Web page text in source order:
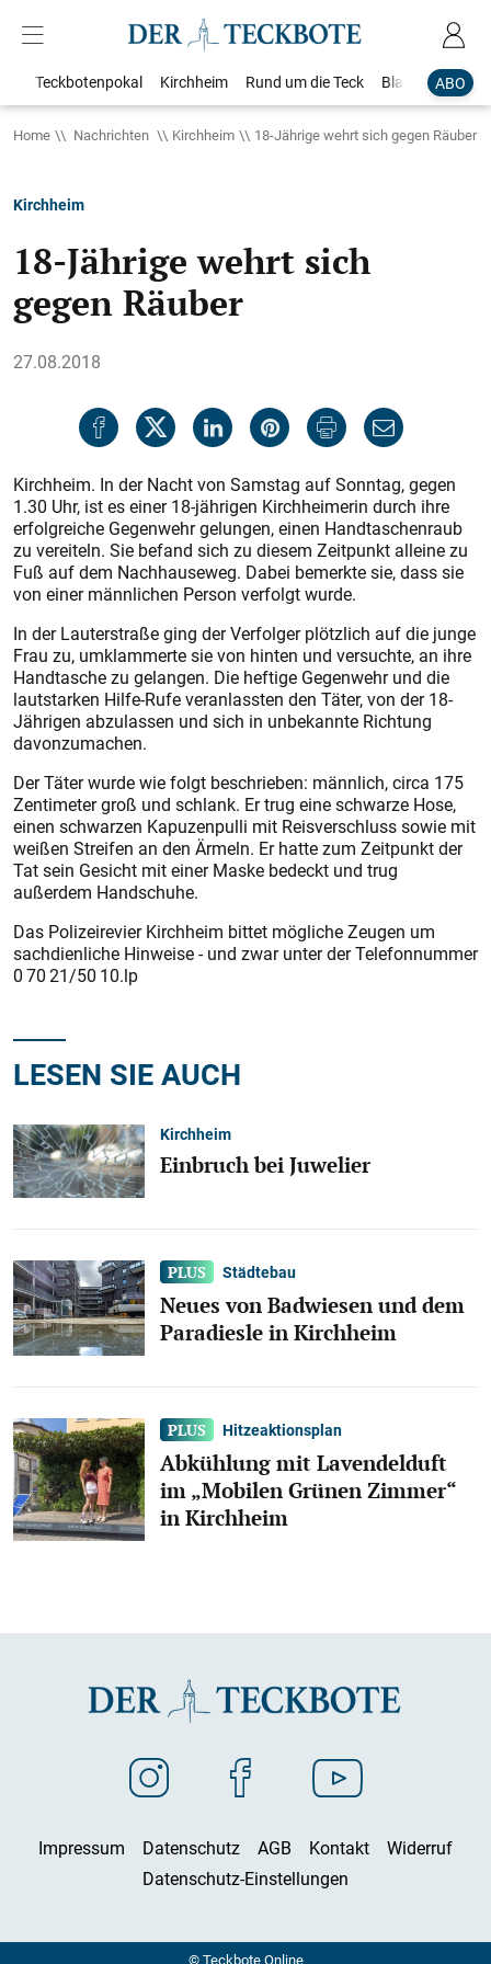
ABO
Teckbotenpokal Kirchheim Rund um die Teck Blaulicht
Home Nachrichten Kirchheim 18-Jährige wehrt sich gegen Räuber
Kirchheim
18-Jährige wehrt sich
gegen Räuber
27.08.2018
Kirchheim. In der Nacht von Samstag auf Sonntag, gegen
1.30 Uhr, ist es einer 18-jährigen Kirchheimerin durch ihre
erfolgreiche Gegenwehr gelungen, einen Handtaschenraub
zu vereiteln. Sie befand sich zu diesem Zeitpunkt alleine zu
Fuß auf dem Nachhauseweg. Dabei bemerkte sie, dass sie
von einer männlichen Person verfolgt wurde.
In der Lauterstraße ging der Verfolger plötzlich auf die junge
Frau zu, umklammerte sie von hinten und versuchte, an ihre
Handtasche zu gelangen. Die heftige Gegenwehr und die
lautstarken Hilfe-Rufe veranlassten den Täter, von der 18-
Jährigen abzulassen und sich in unbekannte Richtung
davonzumachen.
Der Täter wurde wie folgt beschrieben: männlich, circa 175
Zentimeter groß und schlank. Er trug eine schwarze Hose,
einen schwarzen Kapuzenpulli mit Reisverschluss sowie mit
weißen Streifen an den Ärmeln. Er hatte zum Zeitpunkt der
Tat sein Gesicht mit einer Maske bedeckt und trug
außerdem Handschuhe.
Das Polizeirevier Kirchheim bittet mögliche Zeugen um
sachdienliche Hinweise - und zwar unter der Telefonnummer
0 70 21/50 10.lp
LESEN SIE AUCH
Kirchheim
Einbruch bei Juwelier
Städtebau
Neues von Badwiesen und dem
Paradiesle in Kirchheim
Hitzeaktionsplan
Abkühlung mit Lavendelduft
im „Mobilen Grünen Zimmer“
in Kirchheim
Impressum Datenschutz AGB Kontakt
Widerruf
Datenschutz-Einstellungen
© Teckbote Online